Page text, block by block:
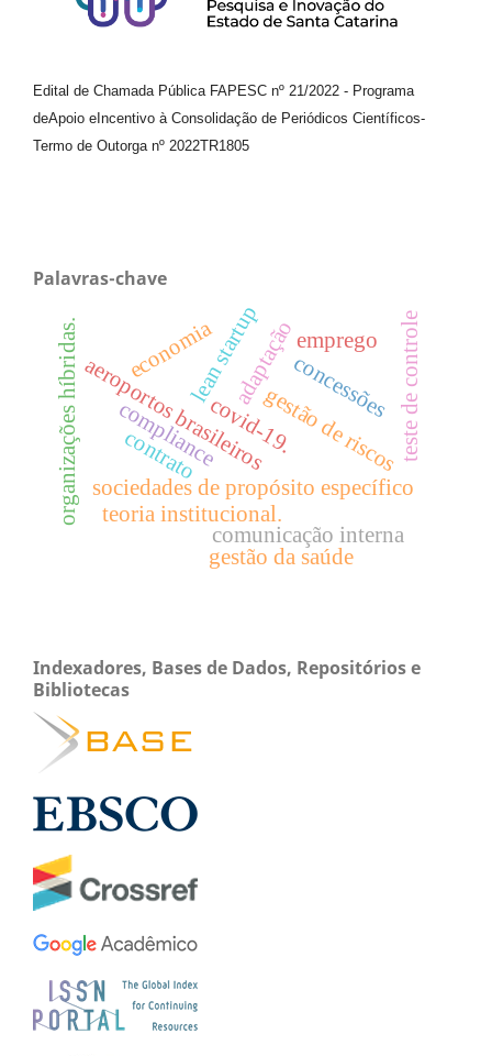
Edital de Chamada Pública FAPESC nº 21/2022 - Programa
deApoio e Incentivo à Consolidação de Periódicos Científicos-
Termo de Outorga nº 2022TR1805
Palavras-chave
covid-19.
concessões
sociedades de propósito específico
aeroportos brasileiros
organizações híbridas. teoria institucional.
teste de controle
gestão de riscos
compliance
lean startupadaptação
comunicação interna
gestão da saúde
economia emprego
contrato
Indexadores, Bases de Dados, Repositórios e
Bibliotecas